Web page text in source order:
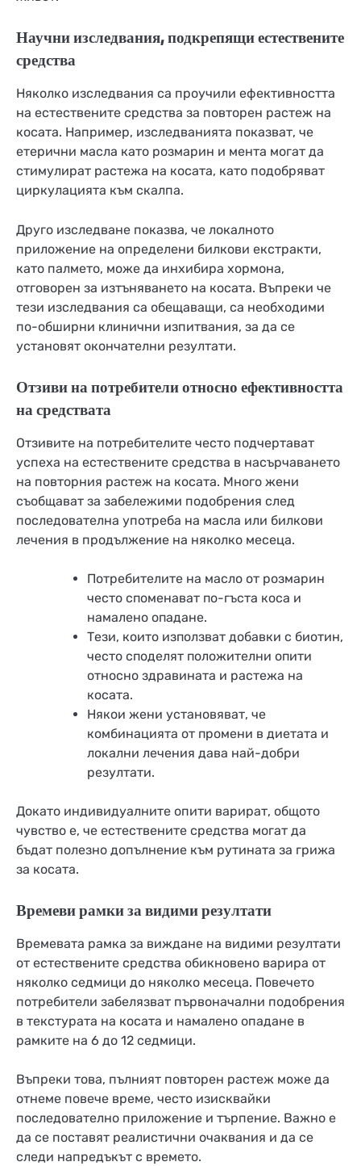
Научни изследвания, подкрепящи естествените
средства
Няколко изследвания са проучили ефективността
на естествените средства за повторен растеж на
косата. Например, изследванията показват, че
етерични масла като розмарин и мента могат да
стимулират растежа на косата, като подобряват
циркулацията към скалпа.
Друго изследване показва, че локалното
приложение на определени билкови екстракти,
като палмето, може да инхибира хормона,
отговорен за изтъняването на косата. Въпреки че
тези изследвания са обещаващи, са необходими
по-обширни клинични изпитвания, за да се
установят окончателни резултати.
Отзиви на потребители относно ефективността
на средствата
Отзивите на потребителите често подчертават
успеха на естествените средства в насърчаването
на повторния растеж на косата. Много жени
съобщават за забележими подобрения след
последователна употреба на масла или билкови
лечения в продължение на няколко месеца.
Потребителите на масло от розмарин
често споменават по-гъста коса и
намалено опадане.
Тези, които използват добавки с биотин,
често споделят положителни опити
относно здравината и растежа на
косата.
Някои жени установяват, че
комбинацията от промени в диетата и
локални лечения дава най-добри
резултати.
Докато индивидуалните опити варират, общото
чувство е, че естествените средства могат да
бъдат полезно допълнение към рутината за грижа
за косата.
Времеви рамки за видими резултати
Времевата рамка за виждане на видими резултати
от естествените средства обикновено варира от
няколко седмици до няколко месеца. Повечето
потребители забелязват първоначални подобрения
в текстурата на косата и намалено опадане в
рамките на 6 до 12 седмици.
Въпреки това, пълният повторен растеж може да
отнеме повече време, често изисквайки
последователно приложение и търпение. Важно е
да се поставят реалистични очаквания и да се
следи напредъкът с времето.